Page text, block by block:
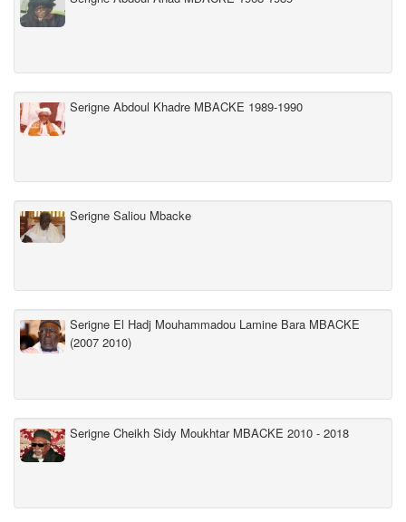
Serigne Abdoul Khadre MBACKE 1989-1990
Serigne Saliou Mbacke
Serigne El Hadj Mouhammadou Lamine Bara MBACKE
(2007 2010)
Serigne Cheikh Sidy Moukhtar MBACKE 2010 - 2018